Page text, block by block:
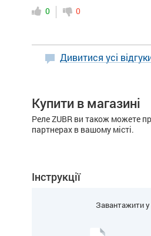
0 0
Дивитися усі
Купити в магазині
Реле ZUBR ви також можете
партнерах в вашому місті.
Інструкції
Завантажити у